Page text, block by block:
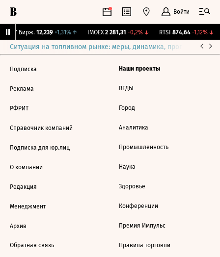
Войти
CNY Бирж. 12,239 +1,31%↑ IMOEX 2 281,31 -0,2%↓ RTSI 874,64 -1,12%↓
Ситуация на топливном рынке: меры, динамика, прогнозы
Подписка
Реклама
РФРИТ
Справочник компаний
Подписка для юр.лиц
О компании
Редакция
Менеджмент
Архив
Обратная связь
Наши проекты
ВЕДЫ
Город
Аналитика
Промышленность
Наука
Здоровье
Конференции
Премия Импульс
Правила торговли